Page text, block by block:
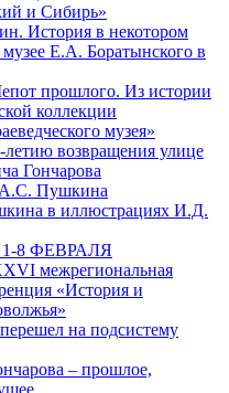
и Сибирь»
История в некотором
Е.А. Боратынского в
прошлого. Из истории
коллекции
музея»
возвращения улице
Гончарова
А.С. Пушкина
в иллюстрациях И.Д.
8 ФЕВРАЛЯ
межрегиональная
«История и
на подсистему
– прошлое,